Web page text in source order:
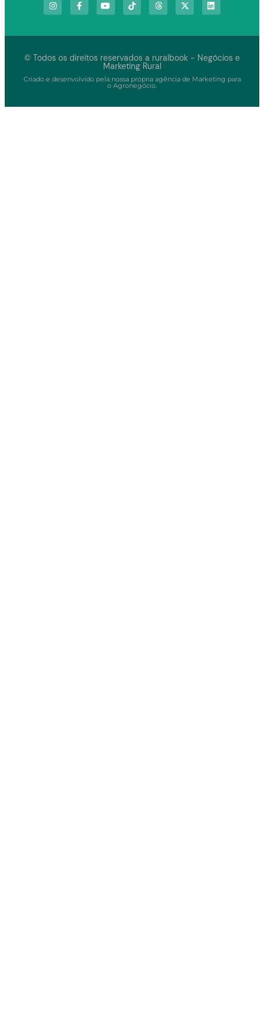
© Todos os direitos reservados a ruralbook - Negócios e
Marketing Rural
Criado e desenvolvido pela nossa própria agência de Marketing para
o Agronegócio.